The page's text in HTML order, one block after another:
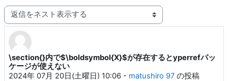
表示モード
\section{}内で$\boldsymbol{X}$が存在するとyperrefパッ
ケージが使えない
2024年 07月 20日(土曜日) 10:06 - matushiro 97 の投稿
返信数: 5